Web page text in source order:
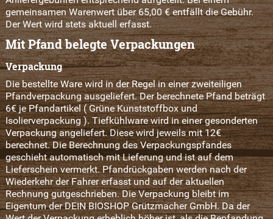
gemeinsamen Warenwert über 65,00 € entfällt die Gebühr.
Der Wert wird stets aktuell erfasst.
Mit Pfand belegte Verpackungen
Verpackung
Die bestellte Ware wird in der Regel in einer zweiteiligen
Pfandverpackung ausgeliefert. Der berechnete Pfand beträgt
6€ je Pfandartikel ( Grüne Kunststoffbox und
Isolierverpackung ). Tiefkühlware wird in einer gesonderten
Verpackung angeliefert. Diese wird jeweils mit 12€
berechnet. Die Berechnung des Verpackungspfandes
geschieht automatisch mit Lieferung und ist auf dem
Lieferschein vermerkt. Pfandrückgaben werden nach der
Wiederkehr der Fahrer erfasst und auf der aktuellen
Rechnung gutgeschrieben. Die Verpackung bleibt im
Eigentum der DEIN BIOSHOP Grützmacher GmbH. Da der